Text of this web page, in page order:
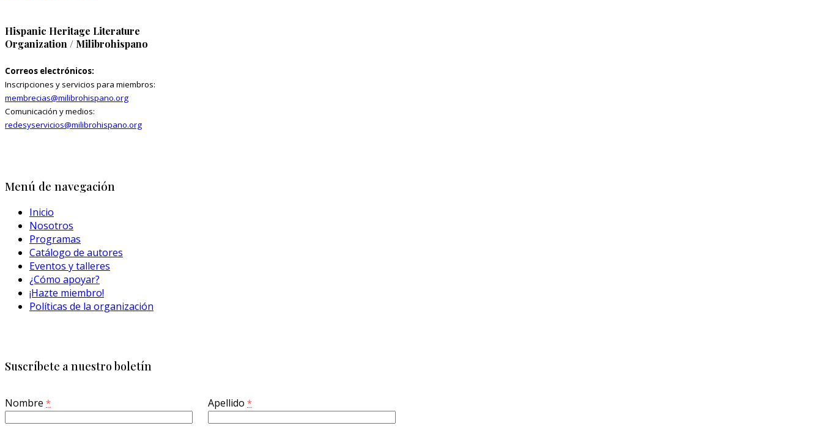
Hispanic Heritage Literature
Organization / Milibrohispano
Correos electrónicos:
Inscripciones y servicios para miembros:
membrecias@milibrohispano.org
Comunicación y medios:
redesyservicios@milibrohispano.org
Menú de navegación
Inicio
Nosotros
Programas
Catálogo de autores
Eventos y talleres
¿Cómo apoyar?
¡Hazte miembro!
Políticas de la organización
Suscríbete a nuestro boletín
Nombre * Apellido *